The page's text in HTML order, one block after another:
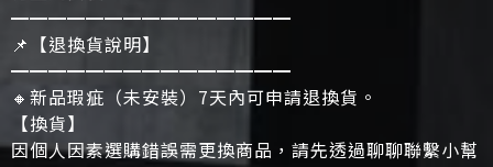
━━━━━━━━━━━━━━━
📌【退換貨說明】
━━━━━━━━━━━━━━━
🔸新品瑕疵（未安裝）7天內可申請退換貨。
【換貨】
因個人因素選購錯誤需更換商品，請先透過聊聊聯繫小幫